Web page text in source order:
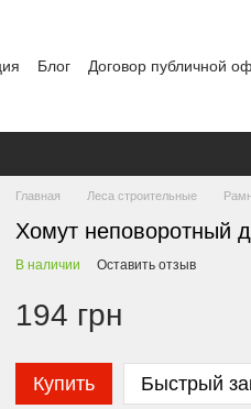
Блог
Договор публичной
Главная Леса строительные
Хомут неповоротный
В наличии Оставить отзыв
194 грн
Купить Быстрый